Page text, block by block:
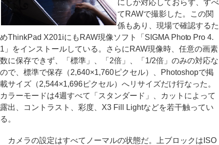
にしか対応しておらず、すべ
てRAWで撮影した。この関
係もあり、現場で確認するた
めThinkPad X201iにもRAW現像ソフト「SIGMA Photo Pro 4.
1」をインストールしている。さらにRAW現像時、任意の画素
数に保存できず、「標準」、「2倍」、「1/2倍」のみの対応な
ので、標準で保存（2,640×1,760ピクセル）、Photoshopで掲
載サイズ（2,544×1,696ピクセル）へリサイズだけ行なった。
カラーモードは4週すべて「スタンダード」、カットによって
露出、コントラスト、彩度、X3 Fill Lightなどを若干触ってい
る。
カメラの設定はすべてノーマルの状態だ。上ブロックはISO